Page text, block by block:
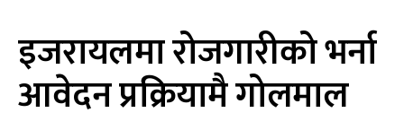
इजरायलमा रोजगारीको भर्ना
आवेदन प्रक्रियामै गोलमाल